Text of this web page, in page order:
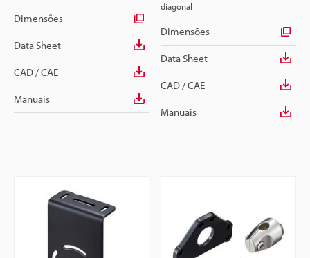
Dimensões
Data Sheet
CAD / CAE
Manuais
diagonal
Dimensões
Data Sheet
CAD / CAE
Manuais